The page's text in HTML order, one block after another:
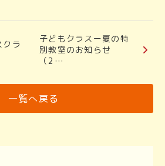
ラ
子どもクラスー夏の特
別教室のお知らせ
（2…
一覧へ戻る